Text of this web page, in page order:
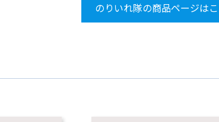
のりいれ隊の商品ページは